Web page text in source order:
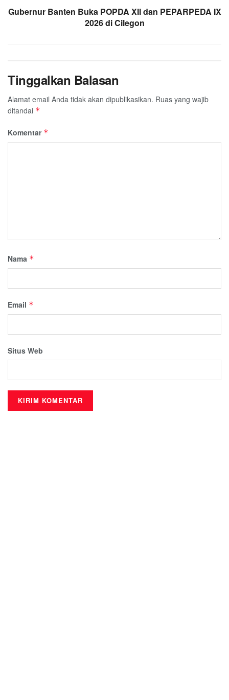
Gubernur Banten Buka POPDA XII dan PEPARPEDA IX
2026 di Cilegon
Tinggalkan Balasan
Alamat email Anda tidak akan dipublikasikan. Ruas yang wajib
ditandai *
Komentar *
Nama *
Email *
Situs Web